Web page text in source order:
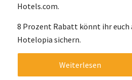
Hotels.com.
8 Prozent Rabatt könnt ihr euch
Hotelopia sichern.
Weiterlesen